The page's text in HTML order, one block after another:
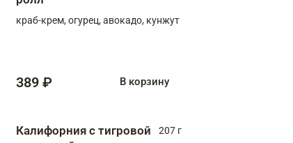
краб-крем, огурец, авокадо, кунжут
389 ₽ В корзину
Калифорния с тигровой
207 г